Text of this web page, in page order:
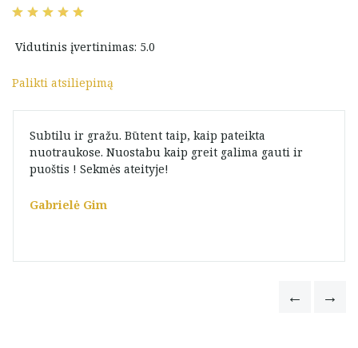
Vidutinis įvertinimas: 5.0
Palikti atsiliepimą
Subtilu ir gražu. Būtent taip, kaip pateikta
nuotraukose. Nuostabu kaip greit galima gauti ir
puoštis ! Sekmės ateityje!
Gabrielė Gim